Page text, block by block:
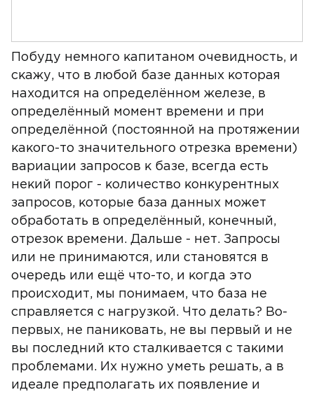
Побуду немного капитаном очевидность, и
скажу, что в любой базе данных которая
находится на определённом железе, в
определённый момент времени и при
определённой (постоянной на протяжении
какого-то значительного отрезка времени)
вариации запросов к базе, всегда есть
некий порог - количество конкурентных
запросов, которые база данных может
обработать в определённый, конечный,
отрезок времени. Дальше - нет. Запросы
или не принимаются, или становятся в
очередь или ещё что-то, и когда это
происходит, мы понимаем, что база не
справляется с нагрузкой. Что делать? Во-
первых, не паниковать, не вы первый и не
вы последний кто сталкивается с такими
проблемами. Их нужно уметь решать, а в
идеале предполагать их появление и